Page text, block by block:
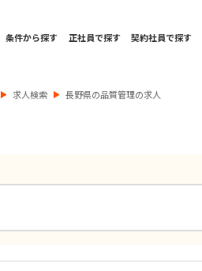
条件から探す 正社員で探す 契約社員で探す
求人検索 長野県の品質管理の求人